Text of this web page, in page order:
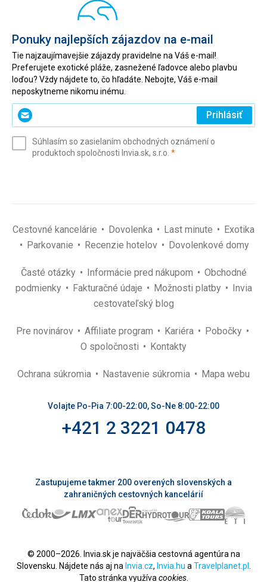
Ponuky najlepších zájazdov na e-mail
Tie najzaujímavejšie zájazdy pravidelne na Váš e-mail!
Preferujete exotické pláže, zasnežené ľadovce alebo plavbu
loďou? Vždy nájdete to, čo hľadáte. Nebojte, Váš e-mail
neposkytneme nikomu inému.
Zadajte
svoj
(povinné)
Prihlásiť
Súhlasím so zasielaním obchodných oznámení o
produktoch spoločnosti Invia.sk, s.r.o. *(povinné)
Cestovné kancelárie Dovolenka Last minute
Exotika
Parkovanie
Recenzie hotelov Dovolenkové domy
Časté otázky Informácie pred nákupom
Obchodné
podmienky
Fakturačné údaje Možnosti platby
Invia
cestovateľský blog
Pre novinárov Affiliate program Kariéra
Pobočky
O spoločnosti
Kontakty
Ochrana súkromia Nastavenie súkromia Mapa webu
Volajte Po-Pia 7:00-22:00, So-Ne 8:00-22:00
+421 2 3221 0478
Zastupujeme takmer 200 overených slovenských a
zahraničných cestovných kancelárií
© 2000–2026. Invia.sk je najväčšia cestovná agentúra na
Slovensku. Nájdete nás aj na Invia.cz, Invia.hu a Travelplanet.pl
Tato stránka využíva cookies.